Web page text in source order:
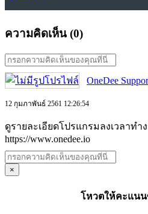
ความคิดเห็น (0)
OneDee
12 กุมภาพันธ์ 2561 12:26:54
ดูรายละเอียดโปรแกรมลงเวลาทำ
https://www.onedee.io
×
โหวตให้คะแน